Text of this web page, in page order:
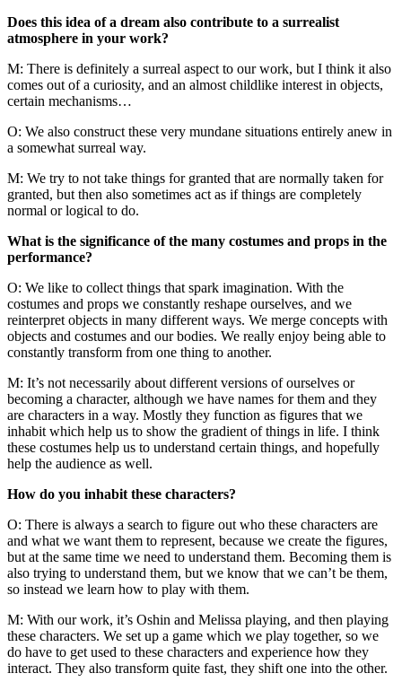
Does this idea of a dream also contribute to a surrealist
atmosphere in your work?
M: There is definitely a surreal aspect to our work, but I think it also
comes out of a curiosity, and an almost childlike interest in objects,
certain mechanisms…
O: We also construct these very mundane situations entirely anew in
a somewhat surreal way.
M: We try to not take things for granted that are normally taken for
granted, but then also sometimes act as if things are completely
normal or logical to do.
What is the significance of the many costumes and props in the
performance?
O: We like to collect things that spark imagination. With the
costumes and props we constantly reshape ourselves, and we
reinterpret objects in many different ways. We merge concepts with
objects and costumes and our bodies. We really enjoy being able to
constantly transform from one thing to another.
M: It’s not necessarily about different versions of ourselves or
becoming a character, although we have names for them and they
are characters in a way. Mostly they function as figures that we
inhabit which help us to show the gradient of things in life. I think
these costumes help us to understand certain things, and hopefully
help the audience as well.
How do you inhabit these characters?
O: There is always a search to figure out who these characters are
and what we want them to represent, because we create the figures,
but at the same time we need to understand them. Becoming them is
also trying to understand them, but we know that we can’t be them,
so instead we learn how to play with them.
M: With our work, it’s Oshin and Melissa playing, and then playing
these characters. We set up a game which we play together, so we
do have to get used to these characters and experience how they
interact. They also transform quite fast, they shift one into the other.